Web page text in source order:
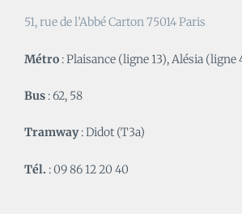
51, rue de l’Abbé Carton 75014 Paris
Métro : Plaisance (ligne 13), Alésia (ligne
Bus : 62, 58
Tramway: Didot (T3a)
Tél. : 09 86 12 20 40